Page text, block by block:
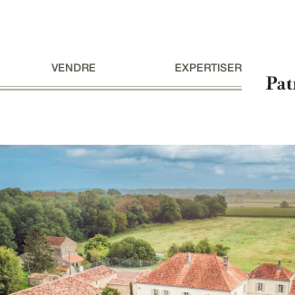
VENDRE EXPERTISER